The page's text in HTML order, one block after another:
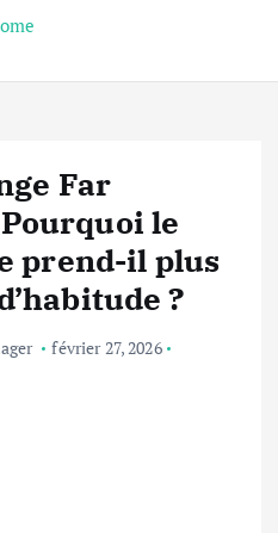
Far
le
prend-il plus
?
février 27, 2026